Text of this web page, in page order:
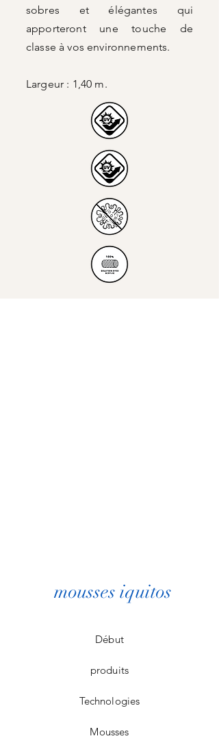
sobres et élégantes qui
apporteront une touche de
classe à vos environnements.
Largeur : 1,40 m.
mousses iquitos
Début
produits
Technologies
Mousses